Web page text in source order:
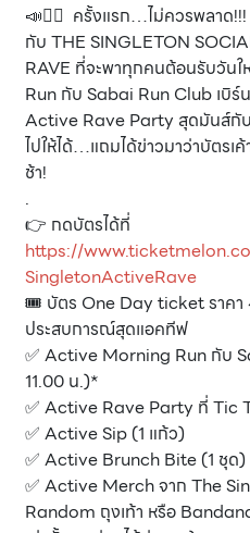
📣🏃‍♀️ ครั้งแรก…ไม่ควรพลาด
กับ THE SINGLETON
RAVE ที่จะพาทุกคนต้อนรับวัน
Run กับ Sabai Run Club เบิ
Active Rave Party สุดมันส์กั
ไปให้ได้…แถมได้ข่าวมาว่าบัตรเ
ช้า!
.
👉 กดบัตรได้ที่
https://
SingletonActiveRave
🎟️ บัตร One Day ticket ราค
ประสบการณ์สุดแอคทีฟ
✅ Active Morning Run กับ
11.00 น.)*
✅ Active Rave Party ที่ Tic
✅ Active Sip (1 แก้ว)
✅ Active Brunch Bite (1 ชุด)
✅ Active Merch จาก The
Random ถุงเท้า หรือ